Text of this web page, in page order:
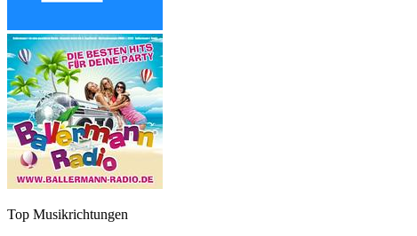
Top Musikrichtungen